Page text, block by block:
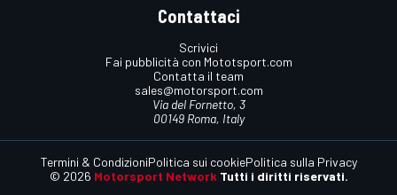
Contattaci
Scrivici
Fai pubblicità con Mototsport.com
Contatta il team
sales@motorsport.com
Via del Fornetto, 3
00149 Roma, Italy
© 2026 Motorsport Network Tutti i diritti riservati.
Termini & CondizioniPolitica sui cookiePolitica sulla Privacy